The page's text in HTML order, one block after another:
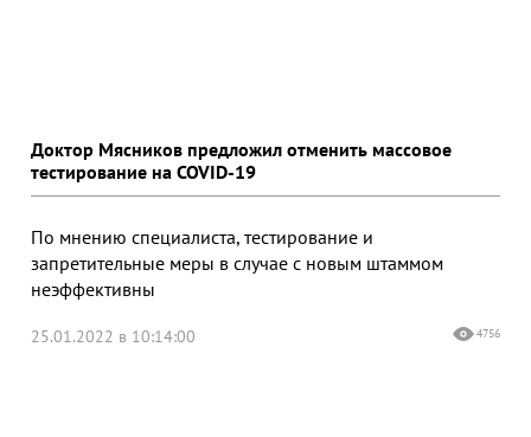
Доктор Мясников предложил отменить массовое
тестирование на COVID-19
По мнению специалиста, тестирование и
запретительные меры в случае с новым штаммом
неэффективны
25.01.2022 в 10:14:00 4756